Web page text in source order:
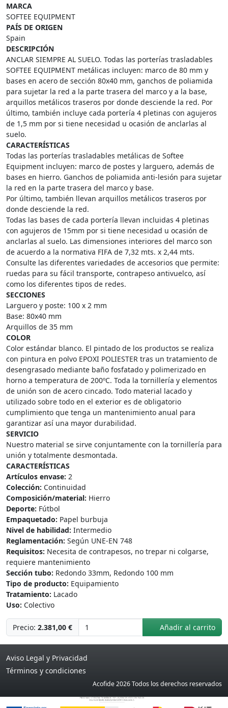
MARCA
SOFTEE EQUIPMENT
PAÍS DE ORIGEN
Spain
DESCRIPCIÓN
ANCLAR SIEMPRE AL SUELO. Todas las porterías trasladables
SOFTEE EQUIPMENT metálicas incluyen: marco de 80 mm y
bases en acero de sección 80x40 mm, ganchos de poliamida
para sujetar la red a la parte trasera del marco y a la base,
arquillos metálicos traseros por donde desciende la red. Por
último, también incluye cada portería 4 pletinas con agujeros
de 1,5 mm por si tiene necesidad u ocasión de anclarlas al
suelo.
CARACTERÍSTICAS
Todas las porterías trasladables metálicas de Softee
Equipment incluyen: marco de postes y larguero, además de
bases en hierro. Ganchos de poliamida anti-lesión para sujetar
la red en la parte trasera del marco y base.
Por último, también llevan arquillos metálicos traseros por
donde desciende la red.
Todas las bases de cada portería llevan incluidas 4 pletinas
con agujeros de 15mm por si tiene necesidad u ocasión de
anclarlas al suelo. Las dimensiones interiores del marco son
de acuerdo a la normativa FIFA de 7,32 mts. x 2,44 mts.
Consulte las diferentes variedades de accesorios que permite:
ruedas para su fácil transporte, contrapeso antivuelco, así
como los diferentes tipos de redes.
SECCIONES
Larguero y poste: 100 x 2 mm
Base: 80x40 mm
Arquillos de 35 mm
COLOR
Color estándar blanco. El pintado de los productos se realiza
con pintura en polvo EPOXI POLIESTER tras un tratamiento de
desengrasado mediante baño fosfatado y polimerizado en
horno a temperatura de 200ºC. Toda la tornillería y elementos
de unión son de acero cincado. Todo material lacado y
utilizado sobre todo en el exterior es de obligatorio
cumplimiento que tenga un mantenimiento anual para
garantizar así una mayor durabilidad.
SERVICIO
Nuestro material se sirve conjuntamente con la tornillería para
unión y totalmente desmontada.
CARACTERÍSTICAS
Artículos envase: 2
Colección: Continuidad
Composición/material: Hierro
Deporte: Fútbol
Empaquetado: Papel burbuja
Nivel de habilidad: Intermedio
Reglamentación: Según UNE-EN 748
Requisitos: Necesita de contrapesos, no trepar ni colgarse,
requiere mantenimiento
Sección tubo: Redondo 33mm, Redondo 100 mm
Tipo de producto: Equipamiento
Tratamiento: Lacado
Uso: Colectivo
Precio: 2.381,00 € Añadir al carrito
Aviso Legal y Privacidad
Términos y condiciones
Acofide 2026 Todos los derechos reservados